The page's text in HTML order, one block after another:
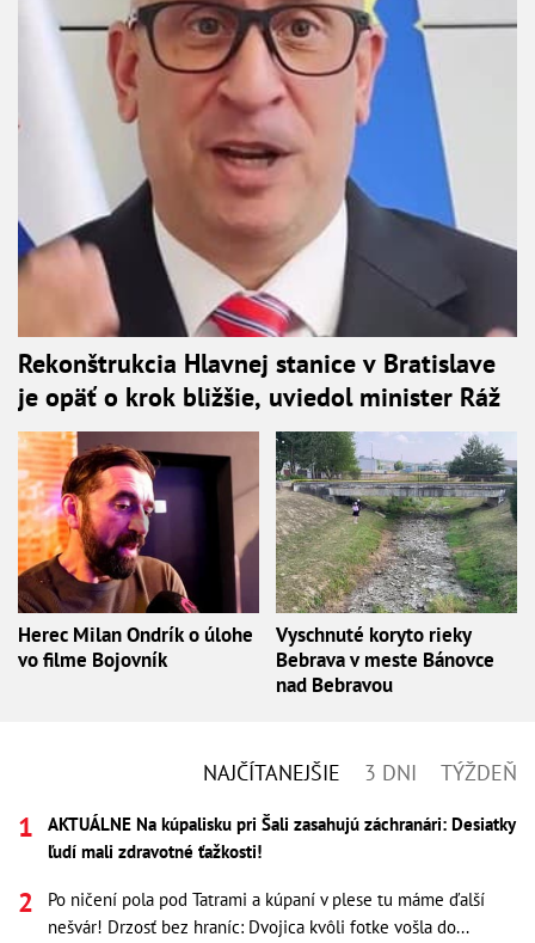
Rekonštrukcia Hlavnej stanice v Bratislave
je opäť o krok bližšie, uviedol minister Ráž
Herec Milan Ondrík o úlohe
vo filme Bojovník
Vyschnuté koryto rieky
Bebrava v meste Bánovce
nad Bebravou
NAJČÍTANEJŠIE 3 DNI TÝŽDEŇ
AKTUÁLNE Na kúpalisku pri Šali zasahujú záchranári: Desiatky
ľudí mali zdravotné ťažkosti!
Po ničení pola pod Tatrami a kúpaní v plese tu máme ďalší
nešvár! Drzosť bez hraníc: Dvojica kvôli fotke vošla do...